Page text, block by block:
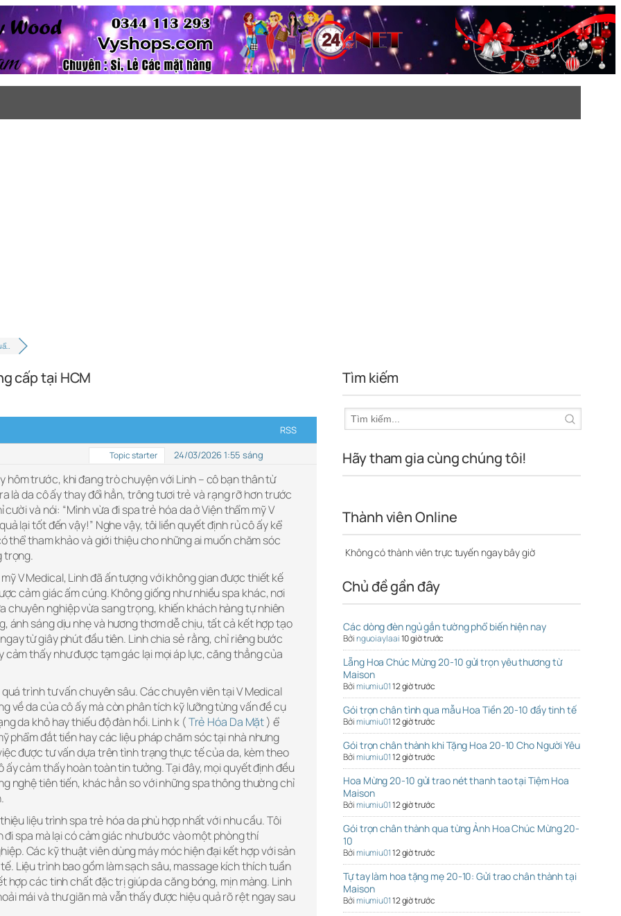
cấp tại HCM
RSS
Topic starter 24/03/2026 1:55 sáng
hôm trước, khi đang trò chuyện với Linh – cô bạn thân từ
là da cô ấy thay đổi hẳn, trông tươi trẻ và rạng rỡ hơn trước
cười và nói: “Mình vừa đi spa trẻ hóa da ở Viện thẩm mỹ V
lại tốt đến vậy!” Nghe vậy, tôi liền quyết định rủ cô ấy kể
thể tham khảo và giới thiệu cho những ai muốn chăm sóc
trọng.
V Medical, Linh đã ấn tượng với không gian được thiết kế
cảm giác ấm cúng. Không giống như nhiều spa khác, nơi
chuyên nghiệp vừa sang trọng, khiến khách hàng tự nhiên
ánh sáng dịu nhẹ và hương thơm dễ chịu, tất cả kết hợp tạo
từ giây phút đầu tiên. Linh chia sẻ rằng, chỉ riêng bước
cảm thấy như được tạm gác lại mọi áp lực, căng thẳng của
trình tư vấn chuyên sâu. Các chuyên viên tại V Medical
về da của cô ấy mà còn phân tích kỹ lưỡng từng vấn đề cụ
da khô hay thiếu độ đàn hồi. Linh k (Trẻ Hóa Da Mặt) ể
phẩm đắt tiền hay các liệu pháp chăm sóc tại nhà nhưng
được tư vấn dựa trên tình trạng thực tế của da, kèm theo
cảm thấy hoàn toàn tin tưởng. Tại đây, mọi quyết định đều
nghệ tiên tiến, khác hẳn so với những spa thông thường chỉ
liệu trình spa trẻ hóa da phù hợp nhất với nhu cầu. Tôi
đi spa mà lại có cảm giác như bước vào một phòng thí
Các kỹ thuật viên dùng máy móc hiện đại kết hợp với sản
Liệu trình bao gồm làm sạch sâu, massage kích thích tuần
hợp các tinh chất đặc trị giúp da căng bóng, mịn màng. Linh
mái và thư giãn mà vẫn thấy được hiệu quả rõ rệt ngay sau
Tìm kiếm
Hãy tham gia cùng chúng tôi!
Thành viên Online
Không có thành viên trực tuyến ngay bây giờ
Chủ đề gần đây
Các dòng đèn ngủ gắn tường phổ biến hiện nay
Bởinguoiaylaai10 giờ trước
Lẵng Hoa Chúc Mừng 20-10 gửi trọn yêu thương từ
Maison
Bởimiumiu0112 giờ trước
Gói trọn chân tình qua mẫu Hoa Tiền 20-10 đầy tinh tế
Bởimiumiu0112 giờ trước
Gói trọn chân thành khi Tặng Hoa 20-10 Cho Người Yêu
Bởimiumiu0112 giờ trước
Hoa Mừng 20-10 gửi trao nét thanh tao tại Tiệm Hoa
Maison
Bởimiumiu0112 giờ trước
Gói trọn chân thành qua từng Ảnh Hoa Chúc Mừng 20-
10
Bởimiumiu0112 giờ trước
Tự tay làm hoa tặng mẹ 20-10: Gửi trao chân thành tại
Maison
Bởimiumiu0112 giờ trước